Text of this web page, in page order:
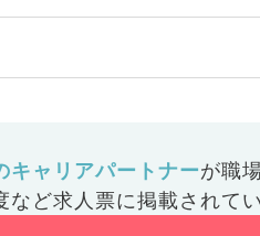
キャリアパートナーが職
など求人票に掲載されて